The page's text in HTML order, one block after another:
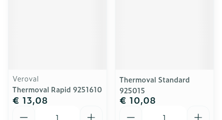
Veroval
Thermoval Rapid 9251610
€ 13,08
Thermoval Standard
925015
€ 10,08